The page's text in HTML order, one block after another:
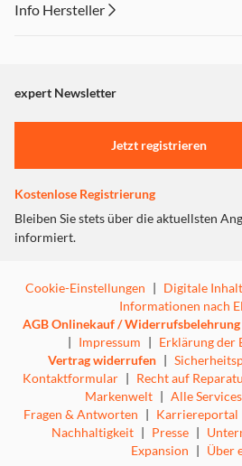
Info Hersteller
"Marketing".
Einstellungen anpassen
expert Newsletter
Jetzt registrieren
Kostenlose Registrierung
Bleiben Sie stets über die aktuellsten
informiert.
Cookie-Einstellungen | Digitale
Informationen nach
AGB Onlinekauf / Widerrufsbelehrung
| Impressum | Erklärung der
Vertrag widerrufen |
Kontaktformular | Recht auf
Markenwelt | Alle
Fragen & Antworten | Karriereportal
Nachhaltigkeit | Presse |
Expansion | Über